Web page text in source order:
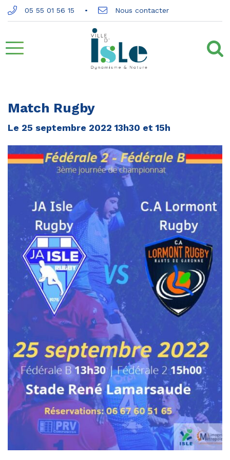
Gestion des traceurs
05 55 01 56 15 Nous contacter
Aller
la
navigation
Match Rugby
Le 25 septembre 2022 13h30 et 15h